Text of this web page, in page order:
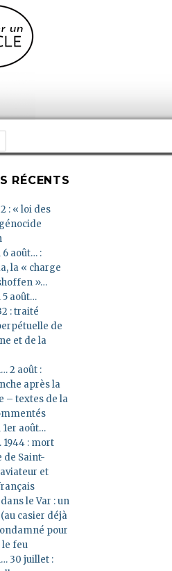
RECHERCHE
RÉCENTS
: « loi des
6 août… :
la « charge
»…
5 août…
: traité
de
et de la
2 août :
après la
– textes de la
1er août…
1944 : mort
de Saint-
et
le Var : un
casier déjà
pour
le feu
30 juillet :